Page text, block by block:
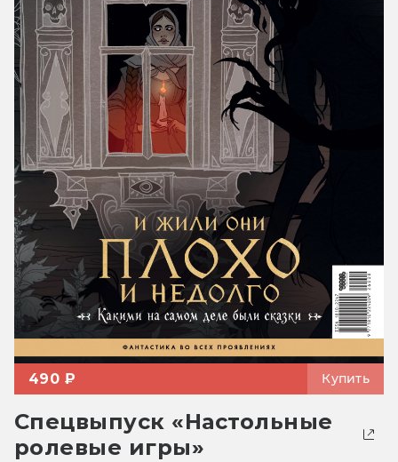
490 ₽ Купить
Спецвыпуск «Настольные
ролевые игры»